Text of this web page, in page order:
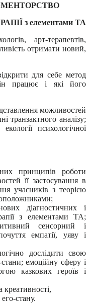
з елементами ТА
арт-терапевтів,
отримати новий,
для себе метод
працює і які його
можливостей
транзактного аналізу;
психологічної
принципів роботи
її застосування в
учасників з теорією
діагностичних і
з елементами ТА;
сенсорний і
емпатії, уяву і
дослідити свою
емоційну сферу і
казкових героїв і
креативності,
стану.